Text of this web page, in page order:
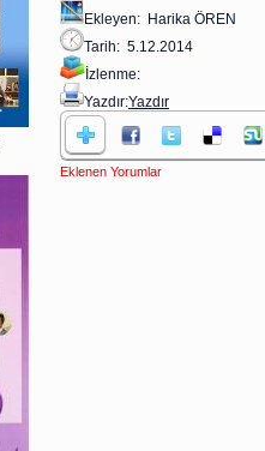
Ekleyen: Harika ÖREN
Tarih: 5.12.2014
İzlenme:
Yazdır:Yazdır
Eklenen Yorumlar